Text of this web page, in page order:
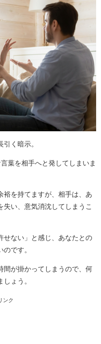
く暗示。
葉を相手へと発してしまいま
裕を持てますが、相手は、あ
い、意気消沈してしまうこ
せない」と感じ、あなたとの
です。
間が掛かってしまうので、何
ょう。
ンク